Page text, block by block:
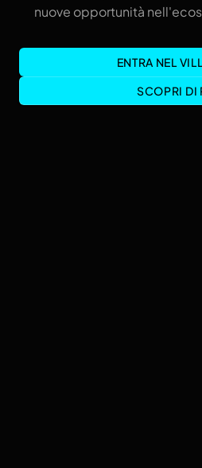
nuove opportunità
ENTRA NEL
SCOPRI DI